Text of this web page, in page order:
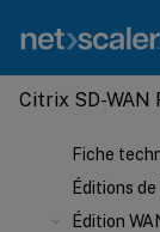
Citrix SD-WAN
Fiche
Éditions
Édition